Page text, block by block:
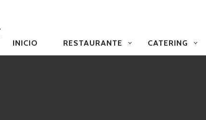
PRIMARIA
INICIO RESTAURANTE CATERING